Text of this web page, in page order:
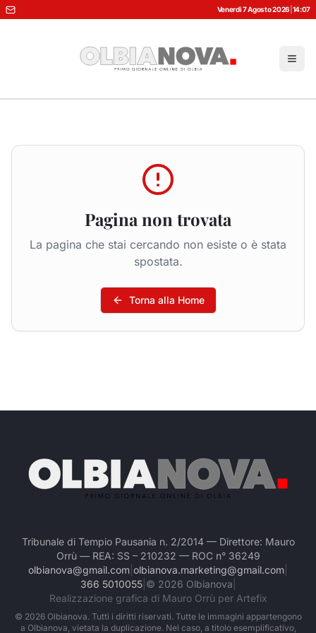
Venerdì 7 Agosto 2026 14:07
Pagina non trovata
La pagina che stai cercando non esiste o è stata
spostata.
Torna alla Home
Tribunale di Tempio Pausania n. 2/2014 — Direttore: Mauro
Orrù — REA: SS – 210232 — ROC n° 36249
olbianova@gmail.com olbianova.marketing@gmail.com
366 5010055| © 2026 Olbianova
Realizzazione grafica di Mauro Orrù per Artefix
© 2026Olbianova. Tutti i diritti riservati. Tutte le immagini appartengono
a Olbianova, vietata la duplicazione. Nel caso, a titolo esemplificativo,